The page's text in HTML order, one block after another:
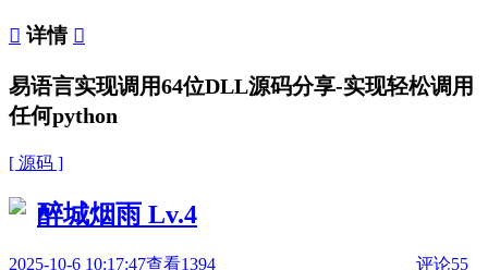
 详情 
易语言实现调用64位DLL源码分享-实现轻松调用
任何python
[ 源码 ]
醉城烟雨 Lv.4
2025-10-6 10:17:47查看1394 评论55